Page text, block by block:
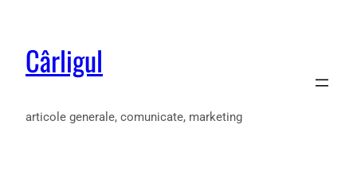
Cârligul
articole generale, comunicate, marketing